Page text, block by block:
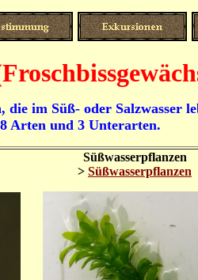
im Süß- oder Salzwasser
Arten und 3 Unterarten.
Süßwasserpflanzen
> Süßwasserpflanzen